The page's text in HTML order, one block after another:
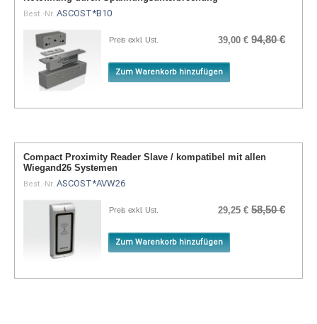
Best.-Nr. ASCOST*B10
Preis exkl. Ust. 39,00 € 94,80 €
Zum Warenkorb hinzufügen
Compact Proximity Reader Slave / kompatibel mit allen
Wiegand26 Systemen
Best.-Nr. ASCOST*AVW26
Preis exkl. Ust. 29,25 € 58,50 €
Zum Warenkorb hinzufügen